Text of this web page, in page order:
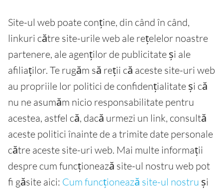
Site-ul web poate conține, din când în când,
linkuri către site-urile web ale rețelelor noastre
partenere, ale agenților de publicitate și ale
afiliaților. Te rugăm să reții că aceste site-uri web
au propriile lor politici de confidențialitate și că
nu ne asumăm nicio responsabilitate pentru
acestea, astfel că, dacă urmezi un link, consultă
aceste politici înainte de a trimite date personale
către aceste site-uri web. Mai multe informații
despre cum funcționează site-ul nostru web pot
fi găsite aici: Cum funcționează site-ul nostru și